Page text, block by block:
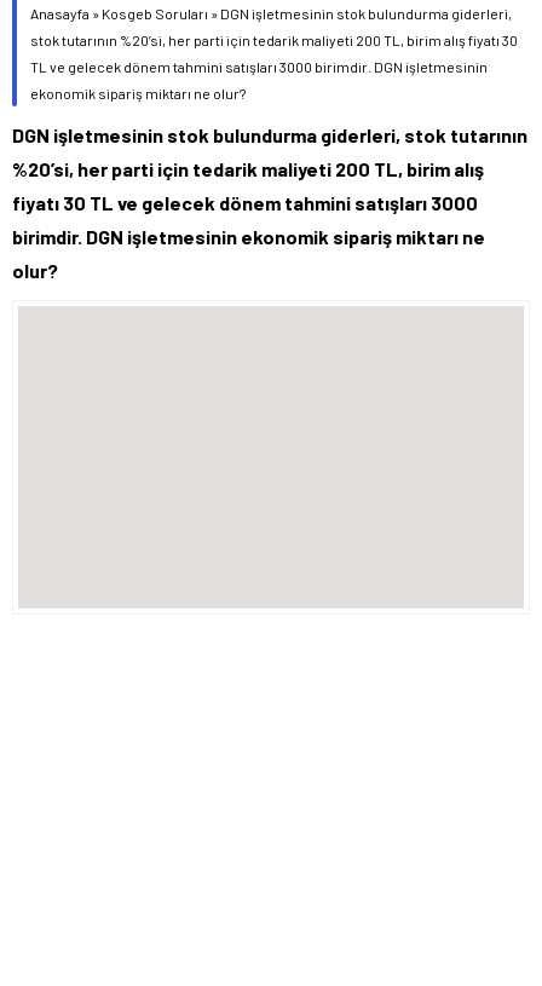
Anasayfa » Kosgeb Soruları » DGN işletmesinin stok bulundurma giderleri,
stok tutarının %20’si, her parti için tedarik maliyeti 200 TL, birim alış fiyatı 30
TL ve gelecek dönem tahmini satışları 3000 birimdir. DGN işletmesinin
ekonomik sipariş miktarı ne olur?
DGN işletmesinin stok bulundurma giderleri, stok tutarının
%20’si, her parti için tedarik maliyeti 200 TL, birim alış
fiyatı 30 TL ve gelecek dönem tahmini satışları 3000
birimdir. DGN işletmesinin ekonomik sipariş miktarı ne
olur?